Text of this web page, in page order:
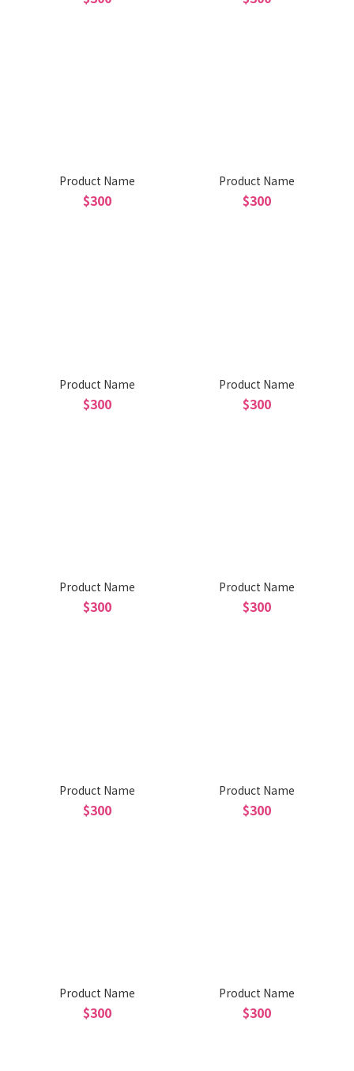
Product Name
$300
Product Name
$300
Product Name
$300
Product Name
$300
Product Name
$300
Product Name
$300
Product Name
$300
Product Name
$300
Product Name
$300
Product Name
$300